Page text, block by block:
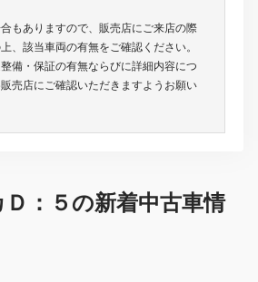
もありますので、販売店にご来店の際
、該当車両の有無をご確認ください。
備・保証の有無ならびに詳細内容につ
売店にご確認いただきますようお願い
：５の新着中古車情